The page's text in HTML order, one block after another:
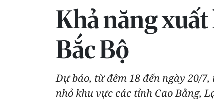
Khả năng
Bắc Bộ
Dự báo, từ đêm 18 đến ngày 20/
nhỏ khu vực các tỉnh Cao Bằng,